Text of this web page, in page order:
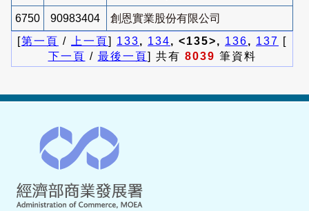
6750 90983404
創恩實業股份有限公司
[第一頁 / 上一頁] 133, 134, <135>, 136, 137 [
下一頁 / 最後一頁] 共有 8039 筆資料